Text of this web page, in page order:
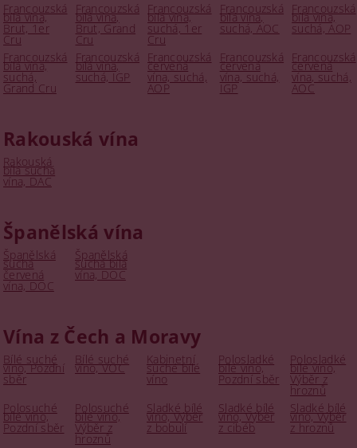
Francouzská
bílá vína,
Brut, 1er
Cru
Francouzská
bílá vína,
Brut, Grand
Cru
Francouzská
bílá vína,
suchá, 1er
Cru
Francouzská
bílá vína,
suchá, AOC
Francouzská
bílá vína,
suchá, AOP
Francouzská
bílá vína,
suchá,
Grand Cru
Francouzská
bílá vína,
suchá, IGP
Francouzská
červená
vína, suchá,
AOP
Francouzská
červená
vína, suchá,
IGP
Francouzská
červená
vína, suchá,
AOC
Rakouská vína
Rakouská
bílá suchá
vína, DAC
Španělská vína
Španělská
suchá
červená
vína, DOC
Španělská
suchá bílá
vína, DOC
Vína z Čech a Moravy
Bílé suché
víno, Pozdní
sběr
Bílé suché
víno, VOC
Kabinetní
suché bílé
víno
Polosladké
bílé víno,
Pozdní sběr
Polosladké
bílé víno,
Výběr z
hroznů
Polosuché
bílé víno,
Pozdní sběr
Polosuché
bílé víno,
Výběr z
hroznů
Sladké bílé
víno, Výběr
z bobulí
Sladké bílé
víno, Výběr
z cibéb
Sladké bílé
víno, Výběr
z hroznů